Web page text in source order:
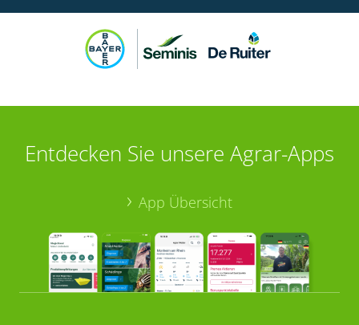
Entdecken Sie unsere Agrar-Apps
App Übersicht